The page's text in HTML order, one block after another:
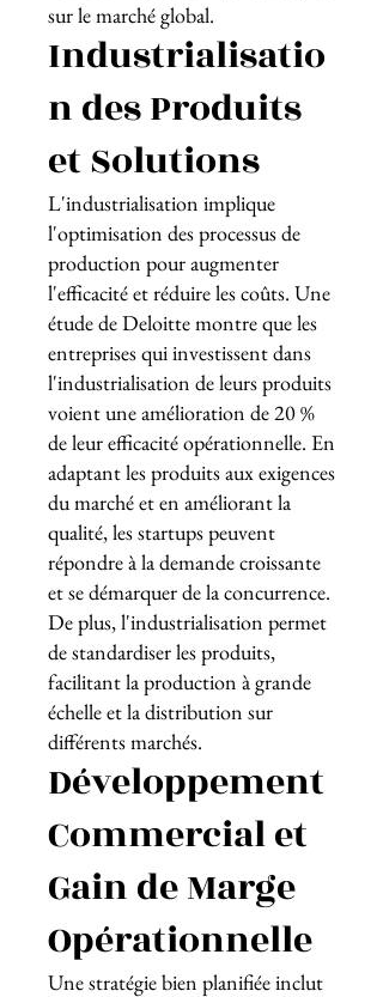
sur le marché global.
Industrialisatio
n des Produits
et Solutions
L'industrialisation implique
l'optimisation des processus de
production pour augmenter
l'efficacité et réduire les coûts. Une
étude de Deloitte montre que les
entreprises qui investissent dans
l'industrialisation de leurs produits
voient une amélioration de 20 %
de leur efficacité opérationnelle. En
adaptant les produits aux exigences
du marché et en améliorant la
qualité, les startups peuvent
répondre à la demande croissante
et se démarquer de la concurrence.
De plus, l'industrialisation permet
de standardiser les produits,
facilitant la production à grande
échelle et la distribution sur
différents marchés.
Développement
Commercial et
Gain de Marge
Opérationnelle
Une stratégie bien planifiée inclut